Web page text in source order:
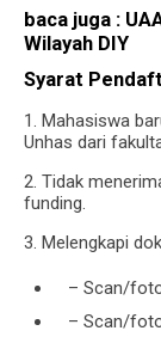
baca juga :
Wilayah DIY
Syarat
1. Mahasiswa
Unhas dari
2. Tidak
funding.
3. Melengkapi
– Scan/
– Scan/